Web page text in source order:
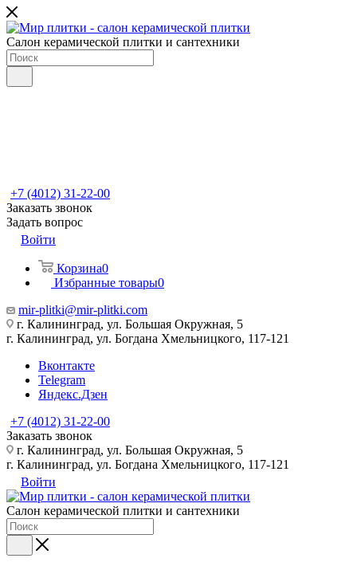
Салон керамической плитки и сантехники
+7 (4012) 31-22-00
Заказать звонок
Задать вопрос
Войти
Корзина0
Избранные товары0
mir-plitki@mir-plitki.com
г. Калининград, ул. Большая Окружная, 5
г. Калининград, ул. Богдана Хмельницкого, 117-121
Вконтакте
Telegram
Яндекс.Дзен
+7 (4012) 31-22-00
Заказать звонок
г. Калининград, ул. Большая Окружная, 5
г. Калининград, ул. Богдана Хмельницкого, 117-121
Войти
Салон керамической плитки и сантехники